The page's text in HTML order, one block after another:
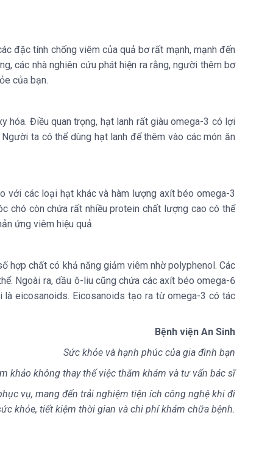
đặc tính chống viêm của quả bơ rất mạnh, mạnh đến
các nhà nghiên cứu phát hiện ra rằng, người thêm bơ
của bạn.
hóa. Điều quan trọng, hạt lanh rất giàu omega-3 có lợi
ta có thể dùng hạt lanh để thêm vào các món ăn
với các loại hạt khác và hàm lượng axít béo omega-3
chó còn chứa rất nhiều protein chất lượng cao có thể
ứng viêm hiệu quả.
hợp chất có khả năng giảm viêm nhờ polyphenol. Các
Ngoài ra, dầu ô-liu cũng chứa các axít béo omega-6
eicosanoids. Eicosanoids tạo ra từ omega-3 có tác
Bệnh viện An Sinh
Sức khỏe và hạnh phúc của gia đình bạn
khảo không thay thế việc thăm khám và tư vấn bác sĩ
vụ, mang đến trải nghiệm tiện ích công nghệ khi đi
khỏe, tiết kiệm thời gian và chi phí khám chữa bệnh.